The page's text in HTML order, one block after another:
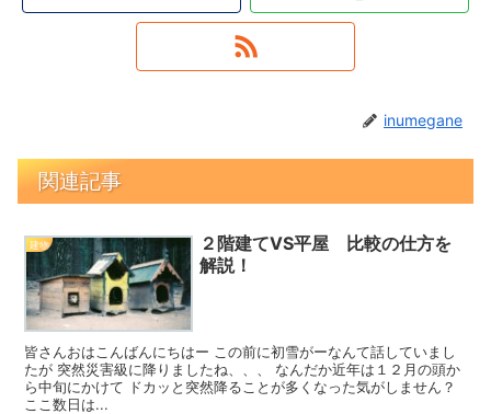
inumegane
関連記事
建物
２階建てVS平屋 比較の仕方を
解説！
皆さんおはこんばんにちはー この前に初雪がーなんて話していまし
たが 突然災害級に降りましたね、、、 なんだか近年は１２月の頭か
ら中旬にかけて ドカッと突然降ることが多くなった気がしません？
ここ数日は...